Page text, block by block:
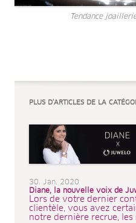
Tendance
PLUS D’ARTICLES DE LA
30. Jan. 2020
Diane, la nouvelle voix de
Lors de votre dernier
clientèle, vous avez
notre dernière recrue, les